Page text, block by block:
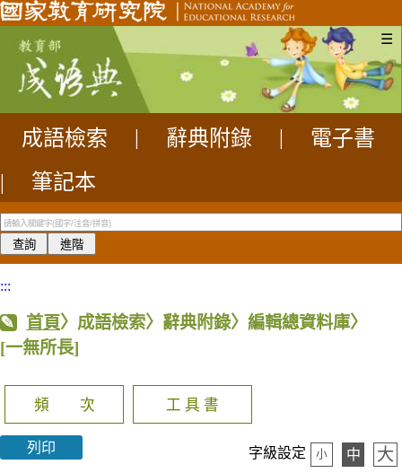
☰
成語檢索 辭典附錄
電子書
|
筆記本
:::
首頁〉成語檢索〉辭典附錄〉編輯總資料庫〉
[一無所長]
頻 次 工 具 書
列印 字級設定 小 中 大